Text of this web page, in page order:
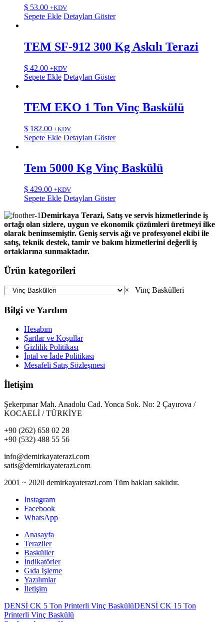
$ 53.00 +KDV
Sepete Ekle Detayları Göster
TEM SF-912 300 Kg Askılı Terazi
$ 42.00 +KDV
Sepete Ekle Detayları Göster
TEM EKO 1 Ton Vinç Baskülü
$ 182.00 +KDV
Sepete Ekle Detayları Göster
Tem 5000 Kg Vinç Baskülü
$ 429.00 +KDV
Sepete Ekle Detayları Göster
Demirkaya Terazi, Satış ve servis hizmetlerinde iş
ortağı olan sizlere, uygun ve ekonomik çözümleri üretmeyi ilke
olarak benimsemiştir. Geniş servis ağı ve profesyonel ekibi ile
satış, teknik destek, tamir ve bakım hizmetlerini değerli iş
ortaklarına sunmaktadır.
Ürün kategorileri
× Vinç Baskülleri
Bilgi ve Yardım
Hesabım
Şartlar ve Koşullar
Gizlilik Politikası
İptal ve İade Politikası
Mesafeli Satış Sözleşmesi
İletişim
Şekerpınar Mah. Anadolu Cad. Yonca Sok. No: 2 Çayırova /
KOCAELİ / TÜRKİYE
+90 (262) 658 02 28
+90 (532) 488 55 56
info@demirkayaterazi.com
satis@demirkayaterazi.com
2001 ~ 2020 demirkayaterazi.com Tüm hakları saklıdır.
Instagram
Facebook
WhatsApp
Anasayfa
Teraziler
Basküller
İndikatörler
Gıda İşleme
Yazılımlar
İletişim
DENSİ CK 5 Ton Printerli Vinç BaskülüDENSİ CK 15 Ton
Printerli Vinç Baskülü